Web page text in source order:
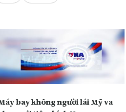
bay không người lái Mỹ va